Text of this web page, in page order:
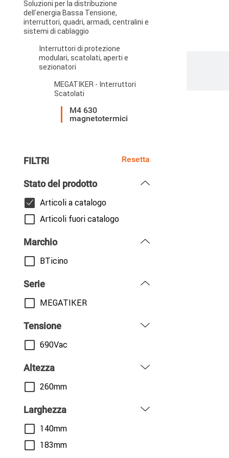
Soluzioni per la distribuzione
dell'energia Bassa Tensione,
interruttori, quadri, armadi, centralini e
sistemi di cablaggio
Interruttori di protezione
modulari, scatolati, aperti e
sezionatori
MEGATIKER - Interruttori
Scatolati
M4 630
magnetotermici
FILTRI Resetta
Stato del prodotto
Articoli a catalogo
Articoli fuori catalogo
Marchio
BTicino
Serie
MEGATIKER
Tensione
690Vac
Altezza
260mm
Larghezza
140mm
183mm